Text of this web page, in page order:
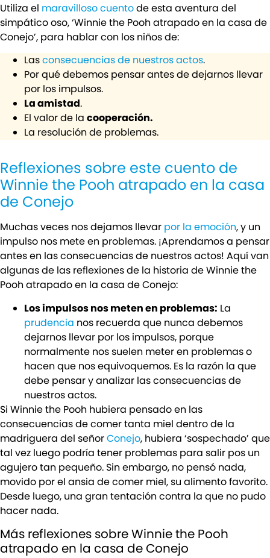
Utiliza el maravilloso cuentode esta aventura del
simpático oso, ‘Winnie the Pooh atrapado en la casa de
Conejo’, para hablar con los niños de:
Lasconsecuencias de nuestros actos.
Por qué debemos pensar antes de dejarnos llevar
por los impulsos.
La amistad.
El valor de la cooperación.
La resolución de problemas.
Reflexiones sobre este cuento de
Winnie the Pooh atrapado en la casa
de Conejo
Muchas veces nos dejamos llevar por la emoción, y un
impulso nos mete en problemas. ¡Aprendamos a pensar
antes en las consecuencias de nuestros actos! Aquí van
algunas de las reflexiones de la historia de Winnie the
Pooh atrapado en la casa de Conejo:
Los impulsos nos meten en problemas: La
prudencia nos recuerda que nunca debemos
dejarnos llevar por los impulsos, porque
normalmente nos suelen meter en problemas o
hacen que nos equivoquemos. Es la razón la que
debe pensar y analizar las consecuencias de
nuestros actos.
Si Winnie the Pooh hubiera pensado en las
consecuencias de comer tanta miel dentro de la
madriguera del señorConejo, hubiera ‘sospechado’ que
tal vez luego podría tener problemas para salir pos un
agujero tan pequeño. Sin embargo, no pensó nada,
movido por el ansia de comer miel, su alimento favorito.
Desde luego, una gran tentación contra la que no pudo
hacer nada.
Más reflexiones sobre Winnie the Pooh
atrapado en la casa de Conejo